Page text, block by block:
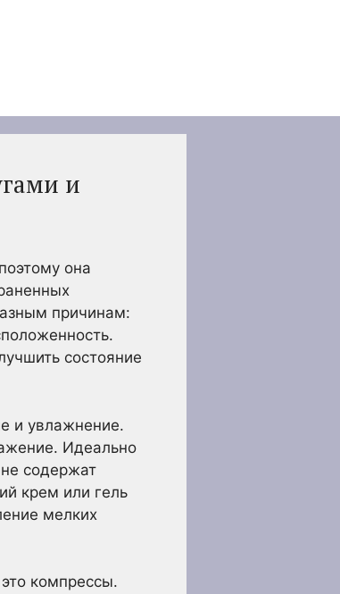
и
она
причинам:
состояние
и увлажнение.
Идеально
содержат
крем или гель
мелких
компрессы.